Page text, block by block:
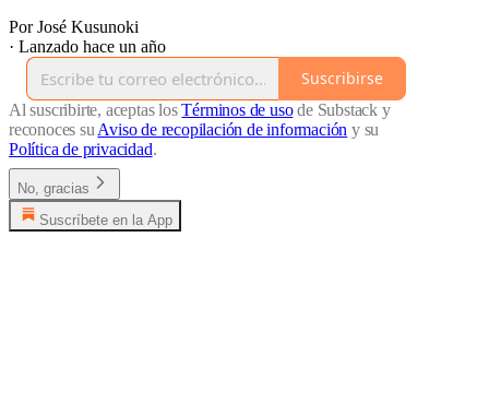
Por José Kusunoki
· Lanzado hace un año
Suscribirse
Al suscribirte, aceptas losTérminos de usode Substack y
reconoces su Aviso de recopilación de información y su
Política de privacidad.
No, gracias
Suscríbete en la App